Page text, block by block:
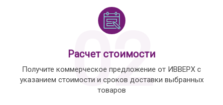
02
Расчет стоимости
Получите коммерческое предложение от ИВВЕРХ с
указанием стоимости и сроков доставки выбранных
товаров